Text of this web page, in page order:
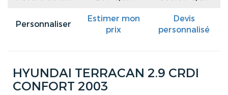
Personnaliser
Estimer mon
prix
Devis
personnalisé
HYUNDAI TERRACAN 2.9 CRDI
CONFORT 2003